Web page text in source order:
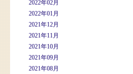
2022年02月
2022年01月
2021年12月
2021年11月
2021年10月
2021年09月
2021年08月